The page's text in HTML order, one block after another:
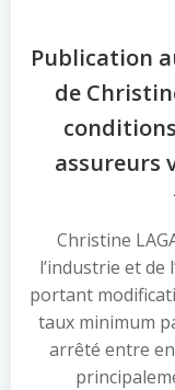
Publication
de
assureurs
Christine
l’industrie et de
portant
taux minimum
arrêté entre